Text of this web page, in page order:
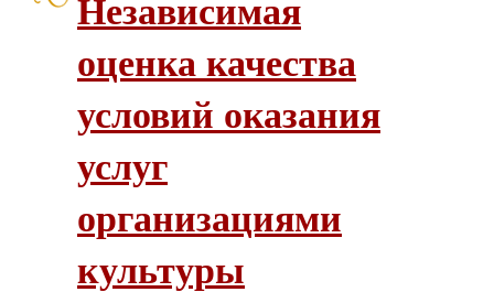
Независимая
оценка качества
условий оказания
услуг
организациями
культуры